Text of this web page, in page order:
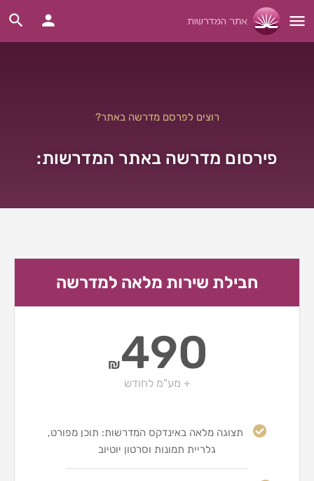
רוצים לפרסם מדרשה באתר?
פירסום מדרשה באתר המדרשות:
חבילת שירות מלאה למדרשה
₪490
+ מע"מ לחודש
תצוגה מלאה באינדקס המדרשות: תוכן מפורט,
גלריית תמונות וסרטון יוטיוב